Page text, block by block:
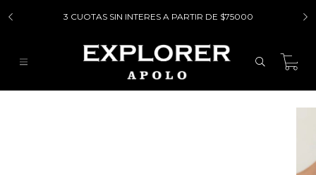
3 CUOTAS SIN INTERES A PARTIR DE $75000